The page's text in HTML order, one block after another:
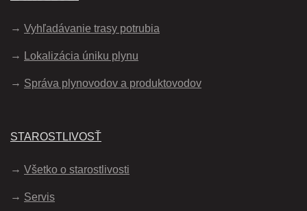
Vyhľadávanie trasy potrubia
Lokalizácia úniku plynu
Správa plynovodov a produktovodov
STAROSTLIVOSŤ
Všetko o starostlivosti
Servis